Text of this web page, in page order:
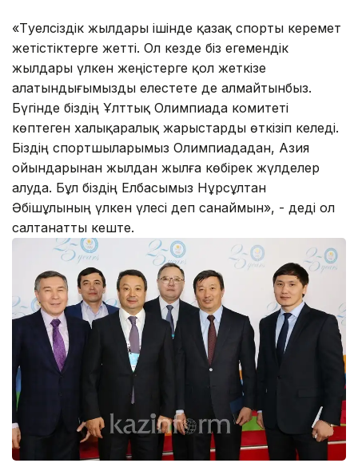
«Тәуелсіздік жылдары ішінде қазақ спорты керемет
жетістіктерге жетті. Ол кезде біз егемендік
жылдары үлкен жеңістерге қол жеткізе
алатындығымызды елестете де алмайтынбыз.
Бүгінде біздің Ұлттық Олимпиада комитеті
көптеген халықаралық жарыстарды өткізіп келеді.
Біздің спортшыларымыз Олимпиададан, Азия
ойындарынан жылдан жылға көбірек жүлделер
алуда. Бұл біздің Елбасымыз Нұрсұлтан
Әбішұлының үлкен үлесі деп санаймын», - деді ол
салтанатты кеште.